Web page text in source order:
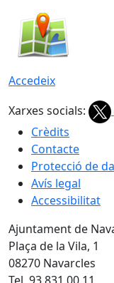
Accedeix
Xarxes socials:
Crèdits
Contacte
Protecció de
Avís legal
Accessibilitat
Ajuntament de
Plaça de la Vila, 1
08270 Navarcles